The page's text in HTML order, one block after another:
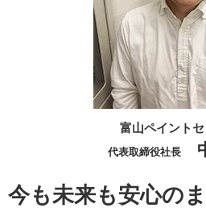
富山ペイント
代表取締役社長
今も未来も安心の